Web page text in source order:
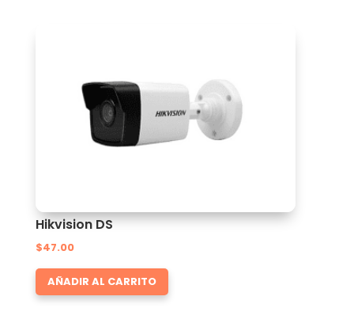
Hikvision DS
$47.00
AÑADIR AL CARRITO